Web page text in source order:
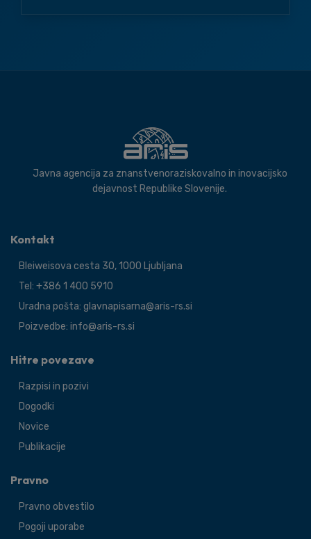
Javna agencija za znanstvenoraziskovalno in inovacijsko
dejavnost Republike Slovenije.
Kontakt
Bleiweisova cesta 30, 1000 Ljubljana
Tel: +386 1 400 5910
Uradna pošta: glavnapisarna@aris-rs.si
Poizvedbe: info@aris-rs.si
Hitre povezave
Razpisi in pozivi
Dogodki
Novice
Publikacije
Pravno
Pravno obvestilo
Pogoji uporabe